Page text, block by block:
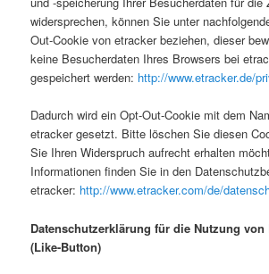
widersprechen, können Sie unter
Out-Cookie von etracker beziehen, dieser
keine Besucherdaten Ihres Browsers bei
gespeichert werden: http://www.etracker.de/
Dadurch wird ein Opt-Out-Cookie mit dem
etracker gesetzt. Bitte löschen Sie diesen
Sie Ihren Widerspruch aufrecht erhalten
Informationen finden Sie in den
etracker: http://www.etracker.com/de/
Datenschutzerklärung für die Nutzung
(Like-Button)